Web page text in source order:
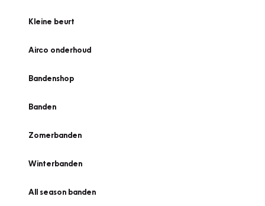
Kleine beurt
Airco onderhoud
Bandenshop
Banden
Zomerbanden
Winterbanden
All season banden